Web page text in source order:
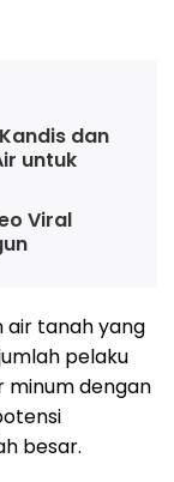
dan
untuk
Viral
air tanah yang
pelaku
minum dengan
besar.